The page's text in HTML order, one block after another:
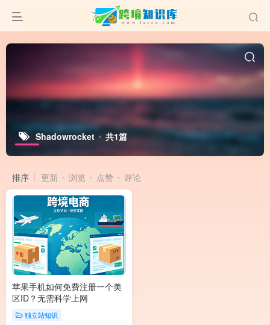
Shadowrocket 共1篇
排序 更新 浏览 点赞 评论
苹果手机如何免费注册一个美
区ID？无需科学上网
独立站知识